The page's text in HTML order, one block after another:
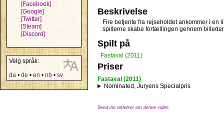
[Facebook]
[Google]
[Twitter]
[Steam]
[Discord]
Velg språk:
da • de • en • nb • sv
Beskrivelse
Fire betjente fra rejseholdet ankommer i en
spillerne skabe fortællingen gennem
Spilt på
Fastaval (2011)
Priser
Fastaval (2011)
Nominated, Juryens Specialpris
Send inn rettelser om denne siden